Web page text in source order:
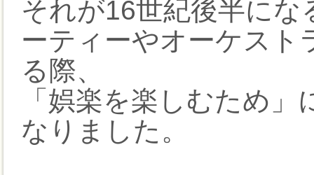
それが16世紀後半に
ーティーやオーケスト
る際、
「娯楽を楽しむため
なりました。